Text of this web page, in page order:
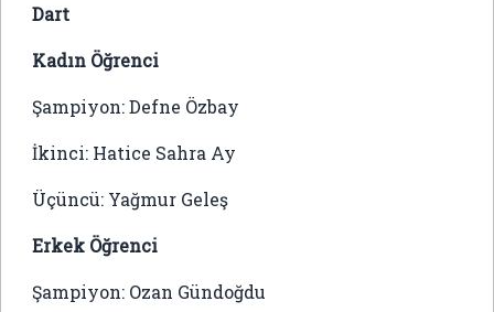
Dart
Kadın Öğrenci
Şampiyon: Defne Özbay
İkinci: Hatice Sahra Ay
Üçüncü: Yağmur Geleş
Erkek Öğrenci
Şampiyon: Ozan Gündoğdu